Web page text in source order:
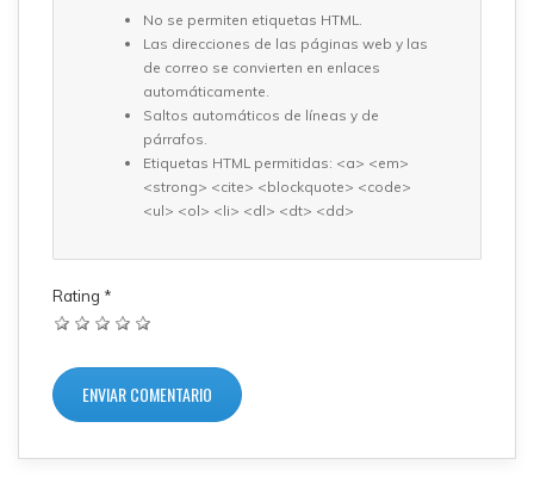
No se permiten etiquetas HTML.
Las direcciones de las páginas web y las
de correo se convierten en enlaces
automáticamente.
Saltos automáticos de líneas y de
párrafos.
Etiquetas HTML permitidas: <a> <em>
<strong> <cite> <blockquote> <code>
<ul> <ol> <li> <dl> <dt> <dd>
Rating *